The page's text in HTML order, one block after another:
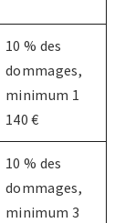
10 % des
dommages,
minimum 1
140 €
10 % des
dommages,
minimum 3